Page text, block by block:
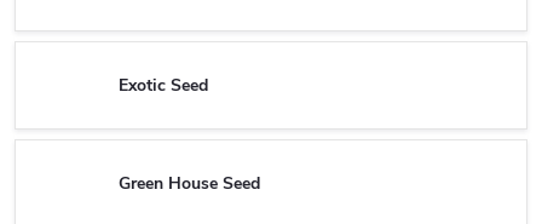
Exotic Seed
Green House Seed